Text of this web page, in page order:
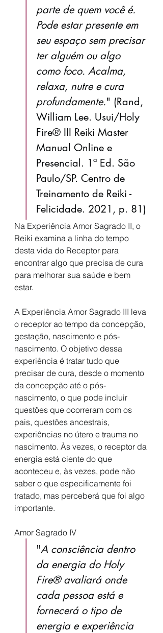
parte de quem você é.
Pode estar presente em
seu espaço sem precisar
ter alguém ou algo
como foco. Acalma,
relaxa, nutre e cura
profundamente." (Rand,
William Lee. Usui/Holy
Fire® III Reiki Master
Manual Online e
Presencial. 1ª Ed. São
Paulo/SP. Centro de
Treinamento de Reiki -
Felicidade. 2021, p. 81)
Na Experiência Amor Sagrado II, o
Reiki examina a linha do tempo
desta vida do Receptor para
encontrar algo que precisa de cura
para melhorar sua saúde e bem
estar.
A Experiência Amor Sagrado III leva
o receptor ao tempo da concepção,
gestação, nascimento e pós-
nascimento. O objetivo dessa
experiência é tratar tudo que
precisar de cura, desde o momento
da concepção até o pós-
nascimento, o que pode incluir
questões que ocorreram com os
pais, questões ancestrais,
experiências no útero e trauma no
nascimento. Às vezes, o receptor da
energia está ciente do que
aconteceu e, às vezes, pode não
saber o que especificamente foi
tratado, mas perceberá que foi algo
importante.
Amor Sagrado IV
"A consciência dentro
da energia do Holy
Fire® avaliará onde
cada pessoa está e
fornecerá o tipo de
energia e experiência